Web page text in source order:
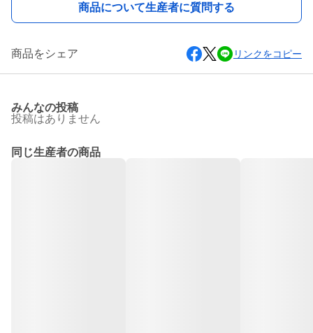
商品について生産者に質問する
商品をシェア リンクをコピー
みんなの投稿
投稿はありません
同じ生産者の商品